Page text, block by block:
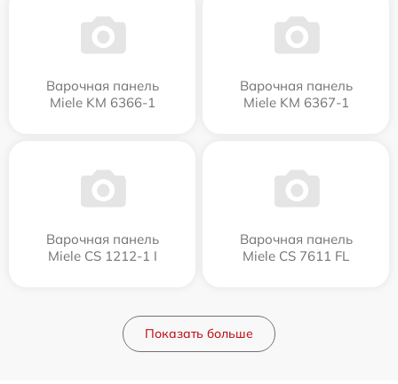
Варочная панель
Miele KM 6366-1
Варочная панель
Miele KM 6367-1
Варочная панель
Miele CS 1212-1 I
Варочная панель
Miele CS 7611 FL
Показать больше